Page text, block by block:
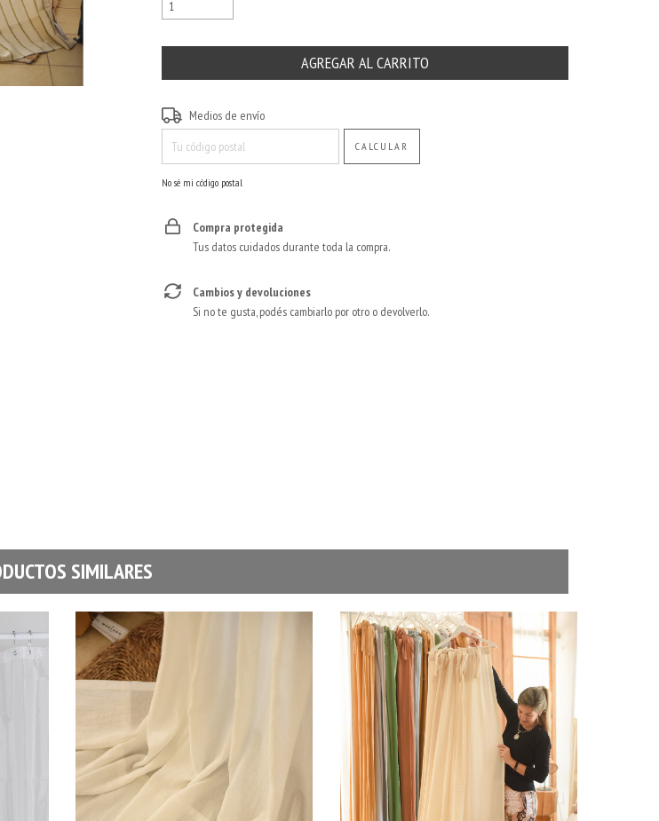
Entregas para el CP:
Medios de envío
CALCULAR
No sé mi código postal
Compra protegida
Tus datos cuidados durante toda la compra.
Cambios y devoluciones
Si no te gusta, podés cambiarlo por otro o devolverlo.
SIMILARES